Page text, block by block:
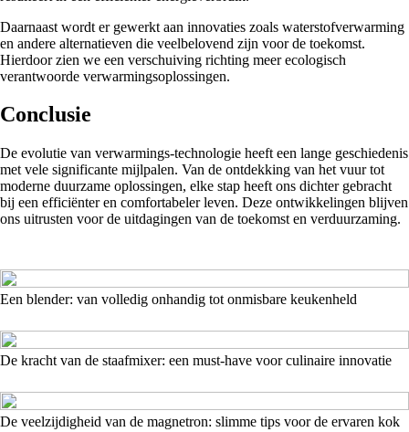
Daarnaast wordt er gewerkt aan innovaties zoals waterstofverwarming
en andere alternatieven die veelbelovend zijn voor de toekomst.
Hierdoor zien we een verschuiving richting meer ecologisch
verantwoorde verwarmingsoplossingen.
Conclusie
De evolutie van verwarmings-technologie heeft een lange geschiedenis
met vele significante mijlpalen. Van de ontdekking van het vuur tot
moderne duurzame oplossingen, elke stap heeft ons dichter gebracht
bij een efficiënter en comfortabeler leven. Deze ontwikkelingen blijven
ons uitrusten voor de uitdagingen van de toekomst en verduurzaming.
Een blender: van volledig onhandig tot onmisbare keukenheld
De kracht van de staafmixer: een must-have voor culinaire innovatie
De veelzijdigheid van de magnetron: slimme tips voor de ervaren kok